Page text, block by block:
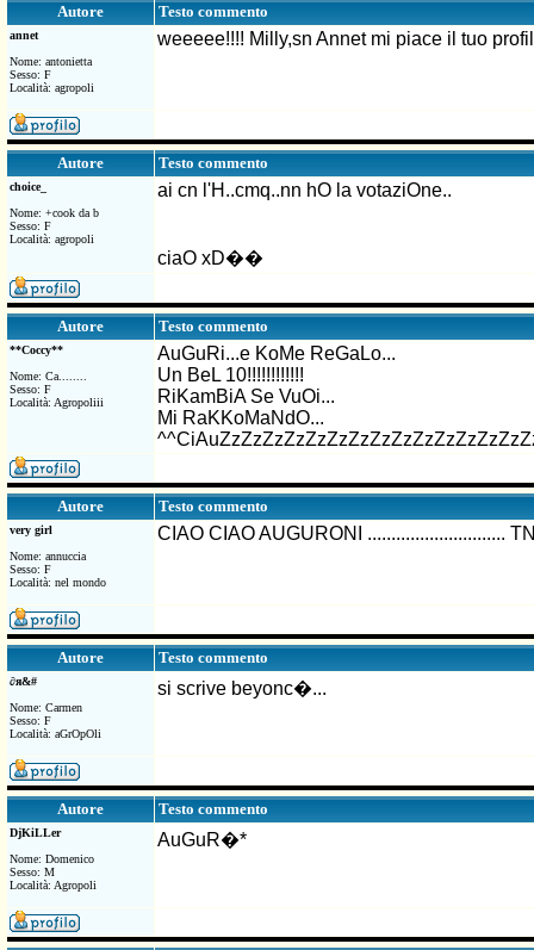
Autore Testo commento
annet
Nome: antonietta
Sesso: F
Località: agropoli
weeeee!!!! Milly,sn Annet mi piace il tuo
Autore Testo commento
choice_
Nome: +cook da b
Sesso: F
Località: agropoli
ai cn l'H..cmq..nn hO la votaziOne..
ciaO xD��
Autore Testo commento
**Coccy**
Nome: Ca........
Sesso: F
Località: Agropoliii
AuGuRi...e KoMe ReGaLo...
Un BeL 10!!!!!!!!!!!!
RiKamBiA Se VuOi...
Mi RaKKoMaNdO...
Autore Testo commento
very girl
Nome: annuccia
Sesso: F
Località: nel mondo
CIAO CIAO AUGURONI .............................
Autore Testo commento
∂я&#
Nome: Carmen
Sesso: F
Località: aGrOpOli
si scrive beyonc�...
Autore Testo commento
DjKiLLer
Nome: Domenico
Sesso: M
Località: Agropoli
AuGuR�*